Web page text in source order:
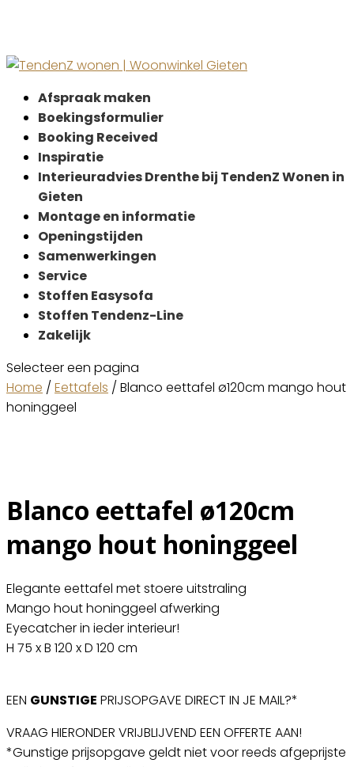
Afspraak maken
Boekingsformulier
Booking Received
Inspiratie
Interieuradvies Drenthe bij TendenZ Wonen in
Gieten
Montage en informatie
Openingstijden
Samenwerkingen
Service
Stoffen Easysofa
Stoffen Tendenz-Line
Zakelijk
Selecteer een pagina
Home / Eettafels / Blanco eettafel ø120cm mango hout
honinggeel
Blanco eettafel ø120cm
mango hout honinggeel
Elegante eettafel met stoere uitstraling
Mango hout honinggeel afwerking
Eyecatcher in ieder interieur!
H 75 x B 120 x D 120 cm
EEN GUNSTIGE PRIJSOPGAVE DIRECT IN JE MAIL?*
VRAAG HIERONDER VRIJBLIJVEND EEN OFFERTE AAN!
*Gunstige prijsopgave geldt niet voor reeds afgeprijste